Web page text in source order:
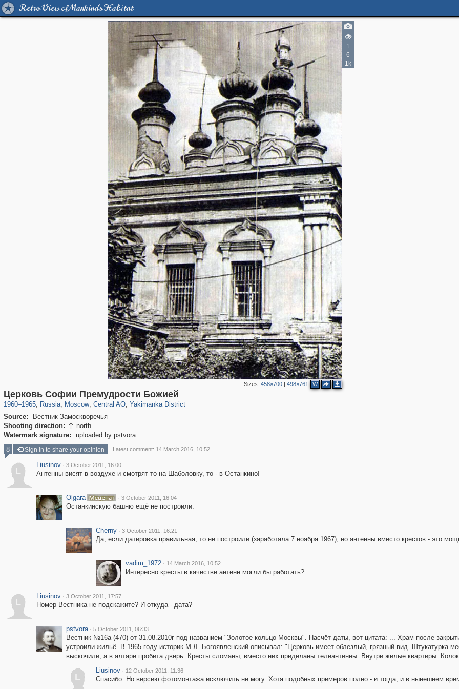
Retro View of Mankind's Habitat
1
6
1k
Sizes: 458×700| 498×761 W
Церковь Софии Премудрости Божией
1960–1965, Russia
1,406,672 29,243
, Moscow
319,864 8,286
, Central AO
160,010 5,916
, Yakimanka District
13,378 458
Source:
Вестник Замоскворечья
Shooting direction:  north
Watermark signature:
uploaded by pstvora
8 Sign in to share your opinion Latest comment: 14 March 2016, 10:52
L
Liusinov · 3 October 2011, 16:00
Антенны висят в воздухе и смотрят то на Шаболовку, то - в Останкино!
Olgara · 3 October 2011, 16:04
Останкинскую башню ещё не построили.
Cherny · 3 October 2011, 16:21
Да, если датировка правильная, то не построили (заработала 7 ноября 1967), но антенны вместо крестов - это
vadim_1972 · 14 March 2016, 10:52
Интересно кресты в качестве антенн могли бы работать?
L
Liusinov · 3 October 2011, 17:57
Номер Вестника не подскажите? И откуда - дата?
pstvora · 5 October 2011, 06:33
Вестник №16а (470) от 31.08.2010г под названием "Золотое кольцо Москвы". Насчёт даты, вот цитата: ... Храм после
устроили жильё. В 1965 году историк М.Л. Богоявленский описывал: "Церковь имеет облезлый, грязный вид. Штукатурка
выскочили, а в алтаре пробита дверь. Кресты сломаны, вместо них приделаны телеантенны. Внутри жилые квартиры.
L
Liusinov · 12 October 2011, 11:36
Спасибо. Но версию фотомонтажа исключить не могу. Хотя подобных примеров полно - и тогда, и в нынешнем